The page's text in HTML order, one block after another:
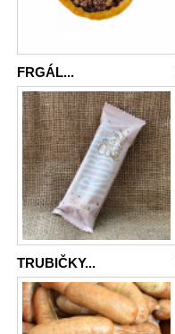
FRGÁL...
TRUBIČKY...